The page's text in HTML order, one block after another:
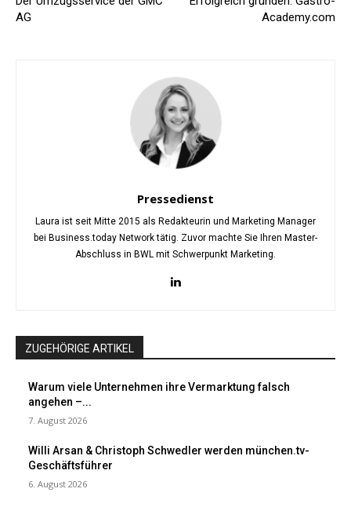
AG
Academy.com
Pressedienst
Laura ist seit Mitte 2015 als Redakteurin und Marketing Manager
bei Business.today Network tätig. Zuvor machte Sie Ihren Master-
Abschluss in BWL mit Schwerpunkt Marketing.
ZUGEHÖRIGE ARTIKEL
Warum viele Unternehmen ihre Vermarktung falsch
angehen –...
7. August 2026
Willi Arsan & Christoph Schwedler werden münchen.tv-
Geschäftsführer
6. August 2026